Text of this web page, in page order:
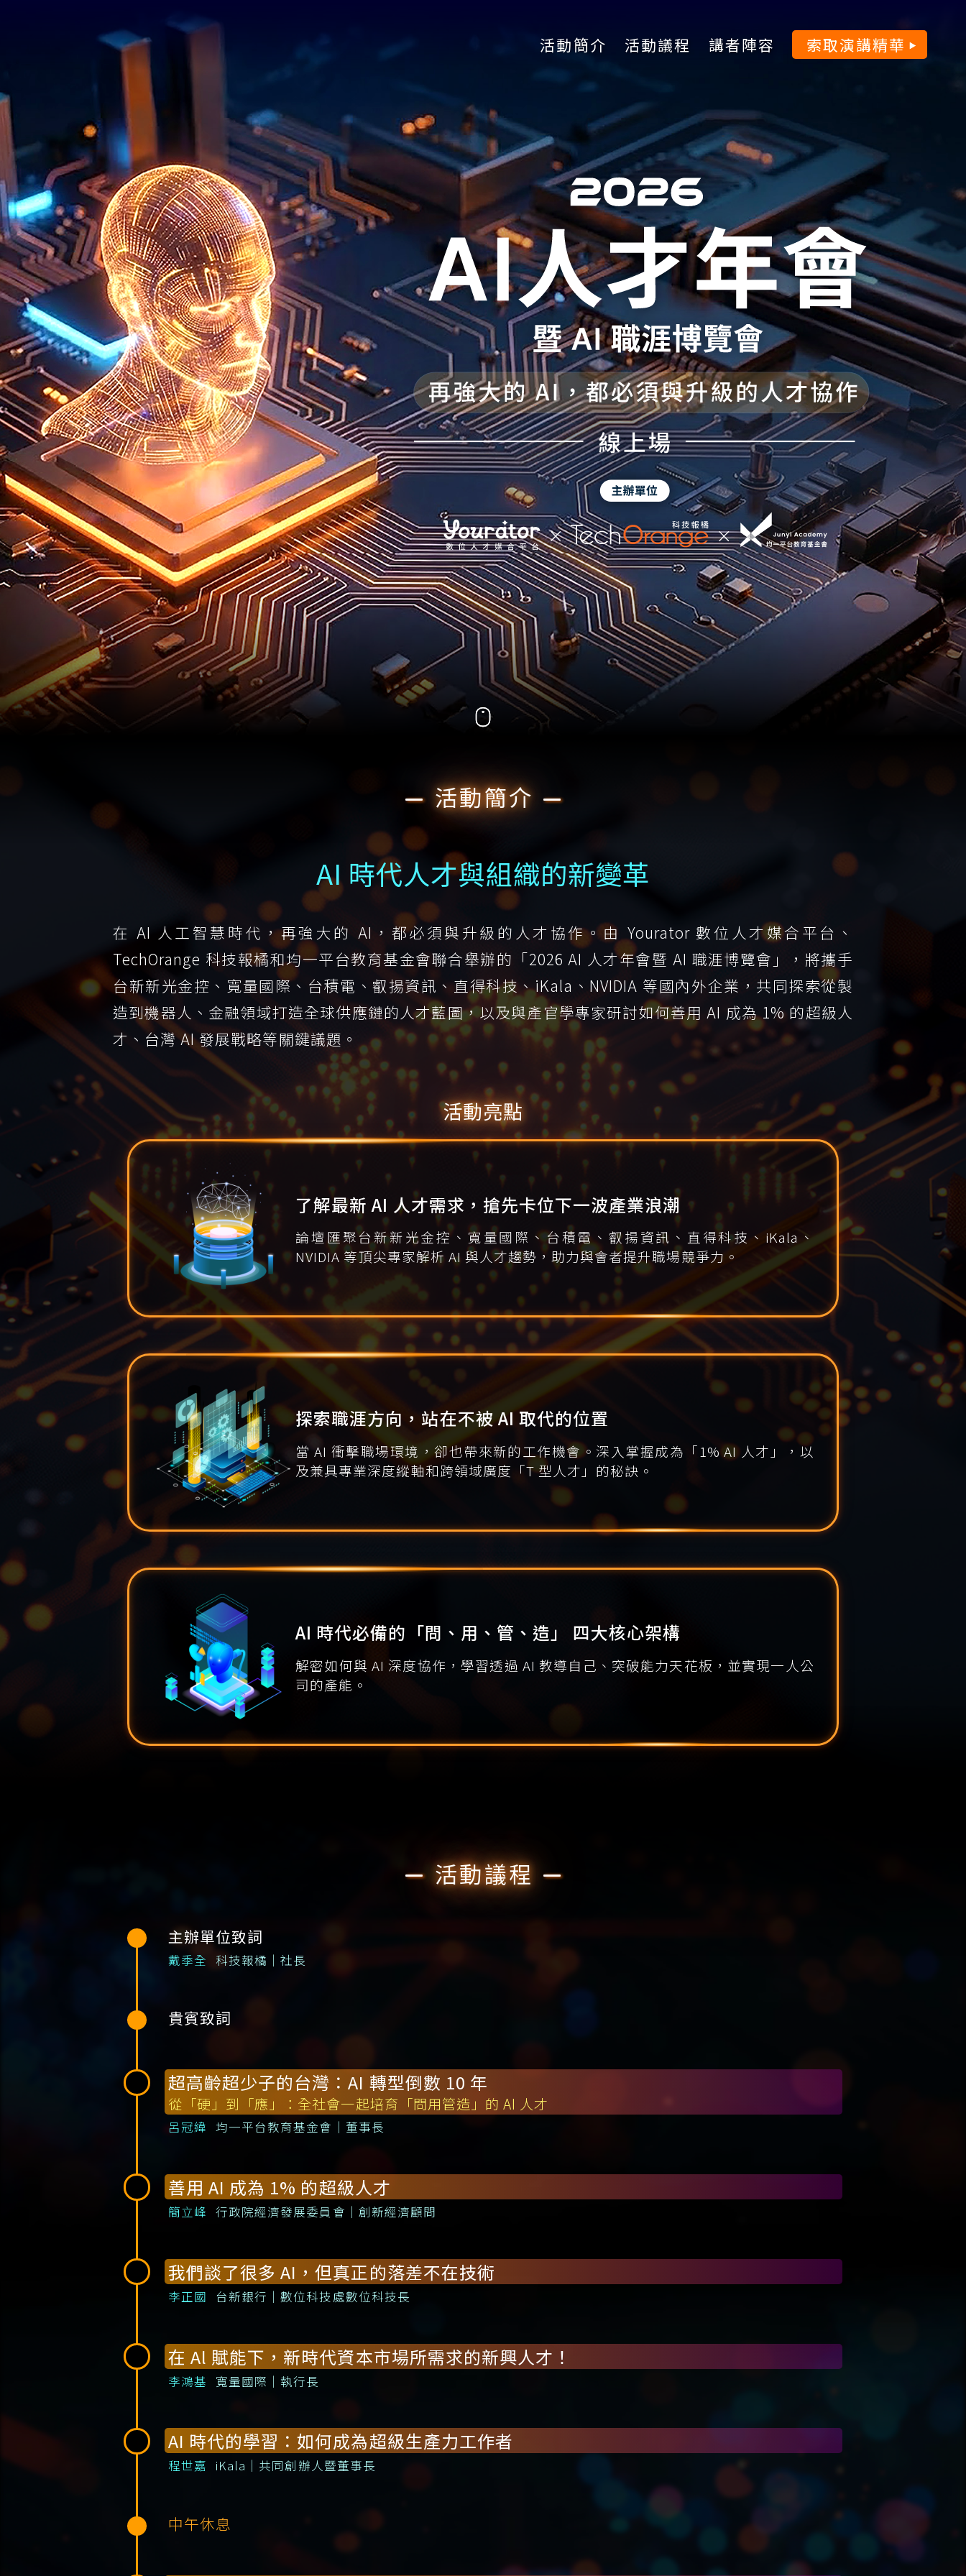
活動簡介 活動議程 講者陣容 索取演講精華
活動簡介
AI 時代人才與組織的新變革
在 AI 人工智慧時代，再強大的 AI，都必須與升級的人才協作。由 Yourator 數位人才媒合平台、
TechOrange 科技報橘和均一平台教育基金會聯合舉辦的「2026 AI 人才年會暨 AI 職涯博覽會」，將攜手
台新新光金控、寬量國際、台積電、叡揚資訊、直得科技、iKala、NVIDIA 等國內外企業，共同探索從製
造到機器人、金融領域打造全球供應鏈的人才藍圖，以及與產官學專家研討如何善用 AI 成為 1% 的超級人
才、台灣 AI 發展戰略等關鍵議題。
活動亮點
了解最新 AI 人才需求，搶先卡位下一波產業浪潮
論壇匯聚台新新光金控、寬量國際、台積電、叡揚資訊、直得科技、iKala、
NVIDIA 等頂尖專家解析 AI 與人才趨勢，助力與會者提升職場競爭力。
探索職涯方向，站在不被 AI 取代的位置
當 AI 衝擊職場環境，卻也帶來新的工作機會。深入掌握成為「1% AI 人才」，以
及兼具專業深度縱軸和跨領域廣度「T 型人才」的秘訣。
AI 時代必備的「問、用、管、造」 四大核心架構
解密如何與 AI 深度協作，學習透過 AI 教導自己、突破能力天花板，並實現一人公
司的產能。
活動議程
主辦單位致詞
戴季全 科技報橘｜社長
貴賓致詞
超高齡超少子的台灣：AI 轉型倒數 10 年
從「硬」到「應」：全社會一起培育「問用管造」的 AI 人才
呂冠緯 均一平台教育基金會｜董事長
善用 AI 成為 1% 的超級人才
簡立峰 行政院經濟發展委員會｜創新經濟顧問
我們談了很多 AI，但真正的落差不在技術
李正國 台新銀行｜數位科技處數位科技長
在 Al 賦能下，新時代資本市場所需求的新興人才！
李鴻基 寬量國際｜執行長
AI 時代的學習：如何成為超級生產力工作者
程世嘉 iKala｜共同創辦人暨董事長
中午休息